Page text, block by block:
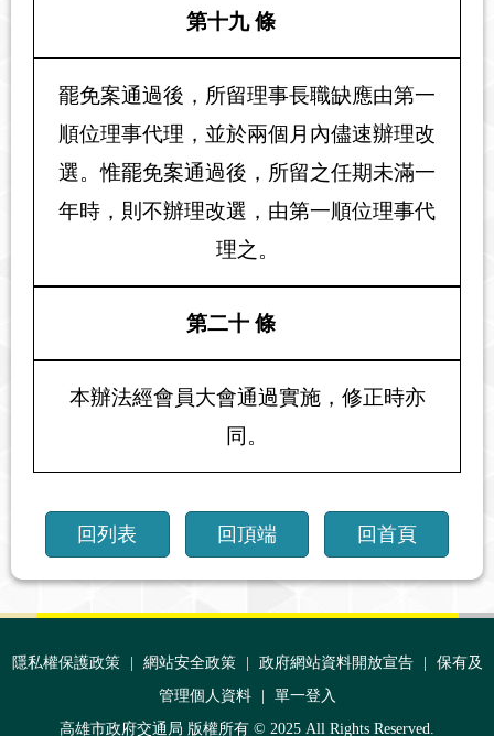
第十九 條
罷免案通過後，所留理事長職缺應由第一
順位理事代理，並於兩個月內儘速辦理改
選。惟罷免案通過後，所留之任期未滿一
年時，則不辦理改選，由第一順位理事代
理之。
第二十 條
本辦法經會員大會通過實施，修正時亦
同。
回列表 回頂端 回首頁
:::
隱私權保護政策 | 網站安全政策 | 政府網站資料開放宣告 |
保有及
管理個人資料
|
單一登入
高雄市政府交通局 版權所有 © 2025 All Rights Reserved.